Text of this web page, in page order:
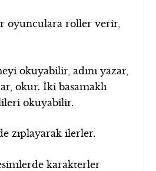
oyunculara roller verir,
okuyabilir, adını yazar,
okur. İki basamaklı
okuyabilir.
zıplayarak ilerler.
karakterler